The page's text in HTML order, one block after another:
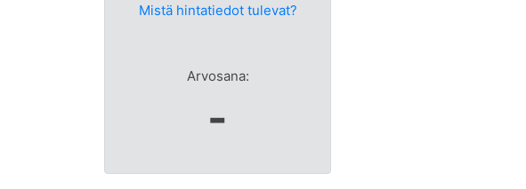
Mistä hintatiedot tulevat?
Arvosana:
-